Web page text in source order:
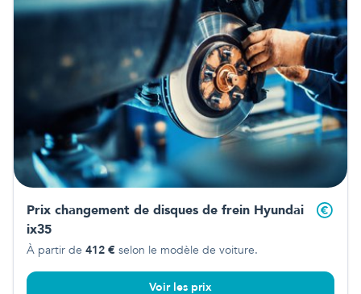
Prix changement de disques de frein Hyundai
ix35
À partir de 412 € selon le modèle de voiture.
Voir les prix